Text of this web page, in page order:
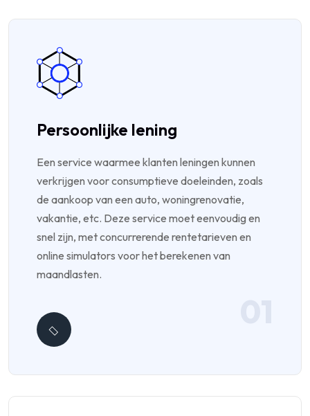
Persoonlijke lening
Een service waarmee klanten leningen kunnen
verkrijgen voor consumptieve doeleinden, zoals
de aankoop van een auto, woningrenovatie,
vakantie, etc. Deze service moet eenvoudig en
snel zijn, met concurrerende rentetarieven en
online simulators voor het berekenen van
maandlasten.